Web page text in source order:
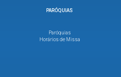
PARÓQUIAS
Paróquias
Horários de Missa